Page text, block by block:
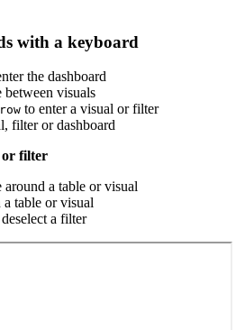
with a keyboard
the dashboard
between visuals
to enter a visual or filter
filter or dashboard
or filter
around a table or visual
table or visual
a filter